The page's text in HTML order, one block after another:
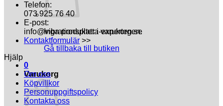
Inga produkter i varukorgen.
Gå tillbaka till butiken
0
Varukorg
Telefon:
073 925 76 40
E-post:
info@vibrationsplatta-experten.se
Kontaktformulär >>
Hjälp
Om oss
Köpvillkor
Personuppgiftspolicy
Kontakta oss